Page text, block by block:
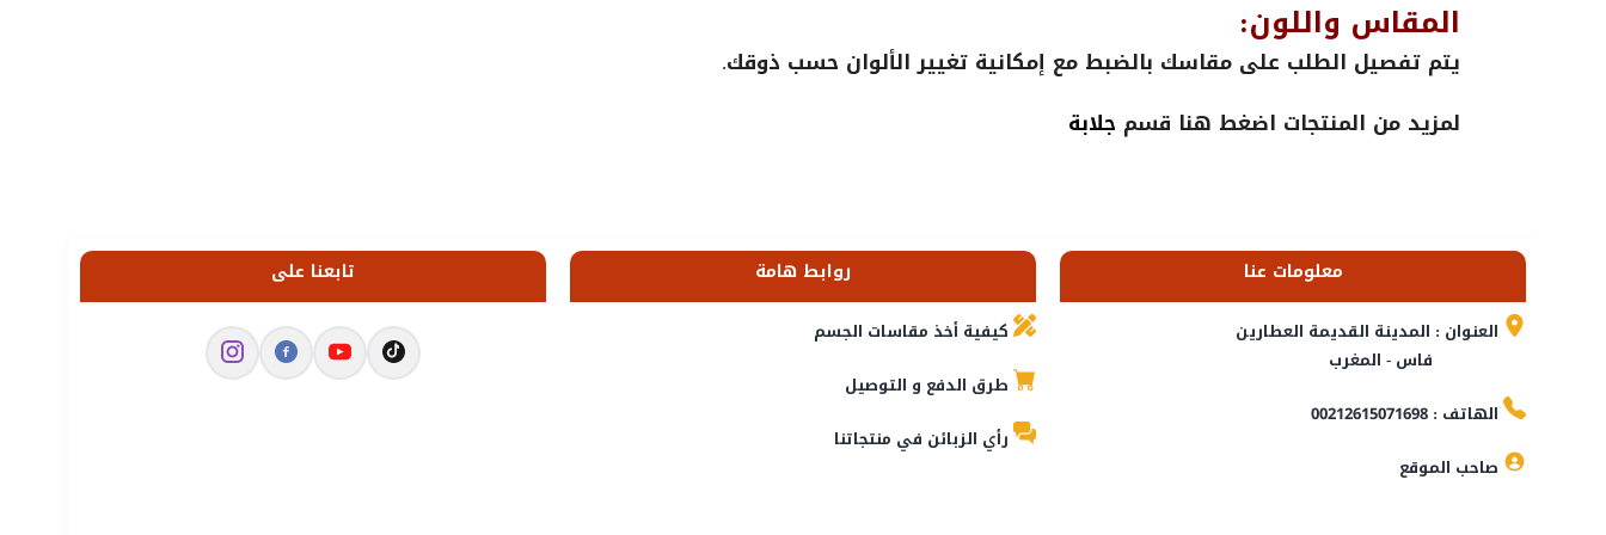
المقاس واللون:
يتم تفصيل الطلب على مقاسك بالضبط مع إمكانية تغيير الألوان حسب ذوقك.
لمزيد من المنتجات اضغط هنا قسم جلابة
معلومات عنا
العنوان : المدينة القديمة العطارين
فاس - المغرب
الهاتف : 00212615071698
صاحب الموقع
روابط هامة
كيفية أخذ مقاسات الجسم
طرق الدفع و التوصيل
رأي الزبائن في منتجاتنا
تابعنا على